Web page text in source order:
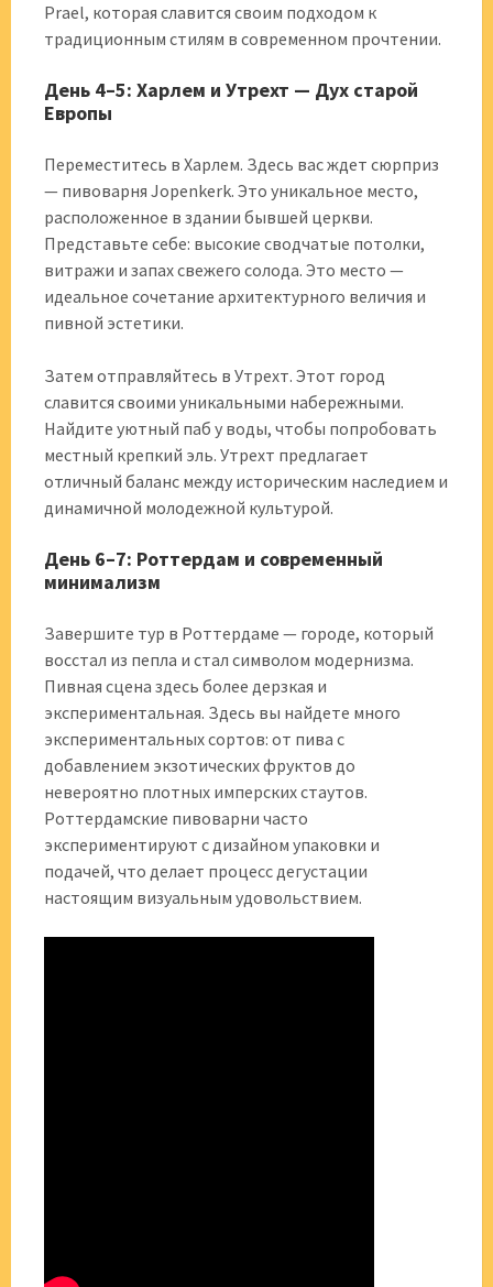
Prael, которая славится своим подходом к
традиционным стилям в современном прочтении.
День 4–5: Харлем и Утрехт — Дух старой
Европы
Переместитесь в Харлем. Здесь вас ждет сюрприз
— пивоварня Jopenkerk. Это уникальное место,
расположенное в здании бывшей церкви.
Представьте себе: высокие сводчатые потолки,
витражи и запах свежего солода. Это место —
идеальное сочетание архитектурного величия и
пивной эстетики.
Затем отправляйтесь в Утрехт. Этот город
славится своими уникальными набережными.
Найдите уютный паб у воды, чтобы попробовать
местный крепкий эль. Утрехт предлагает
отличный баланс между историческим наследием и
динамичной молодежной культурой.
День 6–7: Роттердам и современный
минимализм
Завершите тур в Роттердаме — городе, который
восстал из пепла и стал символом модернизма.
Пивная сцена здесь более дерзкая и
экспериментальная. Здесь вы найдете много
экспериментальных сортов: от пива с
добавлением экзотических фруктов до
невероятно плотных имперских стаутов.
Роттердамские пивоварни часто
экспериментируют с дизайном упаковки и
подачей, что делает процесс дегустации
настоящим визуальным удовольствием.